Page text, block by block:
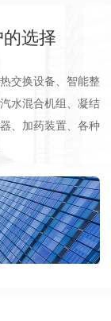
的选择
交换设备、智能整
水混合机组、凝结
、加药装置、各种